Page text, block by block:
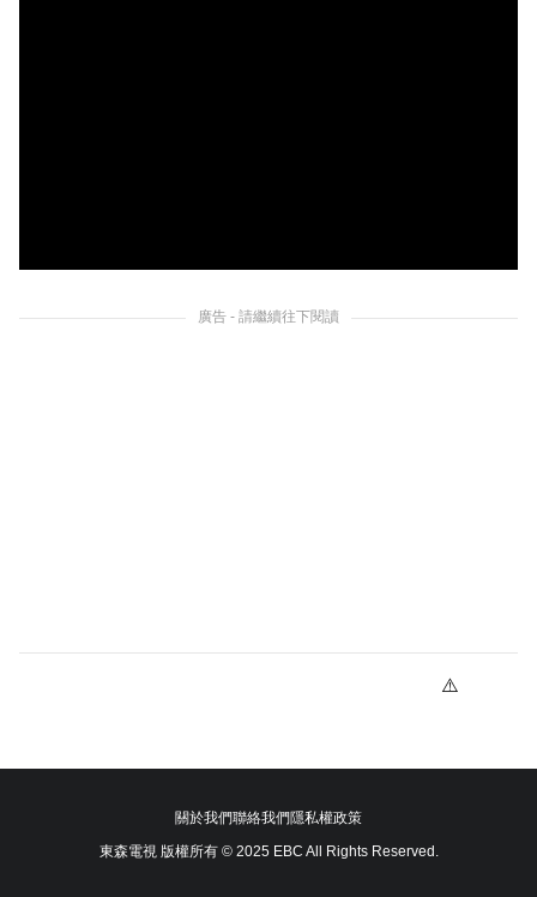
廣告 - 請繼續往下閱讀
關於我們聯絡我們隱私權政策
東森電視 版權所有 © 2025 EBC All Rights Reserved.